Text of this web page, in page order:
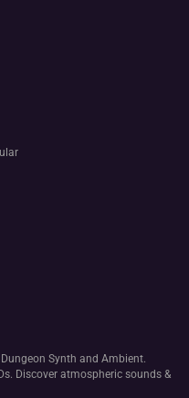
Synth and Ambient.
Discover atmospheric sounds &